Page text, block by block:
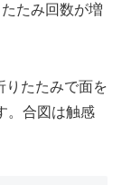
たみ回数が増
りたたみで面を
。合図は触感